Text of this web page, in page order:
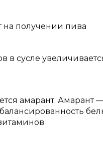
на получении пива
сусле
амарант. Амарант